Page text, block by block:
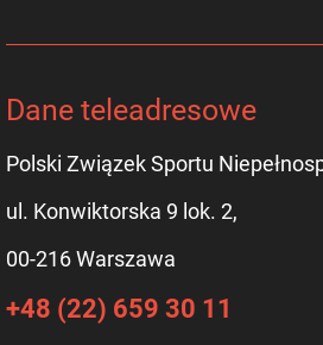
Dane teleadresowe
Polski Związek Sportu
ul. Konwiktorska 9 lok. 2,
00-216 Warszawa
+48 (22) 659 30 11